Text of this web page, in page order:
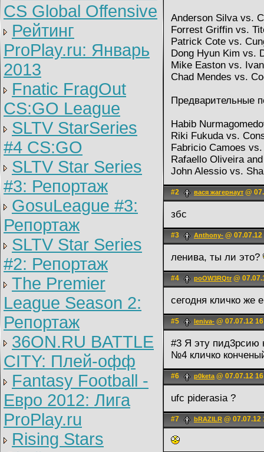
CS Global Offensive
Рейтинг
ProPlay.ru: Январь
2013
Fnatic FragOut
CS:GO League
SLTV StarSeries
#4 CS:GO
SLTV Star Series
#3: Репортаж
GosuLeague #3:
Репортаж
SLTV Star Series
#2: Репортаж
The Premier
League Season 2:
Репортаж
36ON.RU BATTLE
CITY: Плей-офф
Fantasy Football -
Евро 2012: Лига
ProPlay.ru
Rising Stars
Anderson Silva vs.
Forrest Griffin vs.
Patrick Cote vs.
Dong Hyun Kim vs.
Mike Easton vs.
Chad Mendes vs.
Предварительные
Habib
Riki Fukuda vs.
Fabricio Camoes
Rafaello Oliveira
John Alessio vs.
#2 вася жагернаут @
збс
#3 Anthony- @
ленива, ты ли это?
#4 poOW3RQtr @
сегодня кличко же
#5 leniva- @ 07.07.12
#3 Я эту
№4 кличко
#6 p0keta@ 07.07.12
ufc piderasia ?
#7 bRAZILR @ 07.07.12